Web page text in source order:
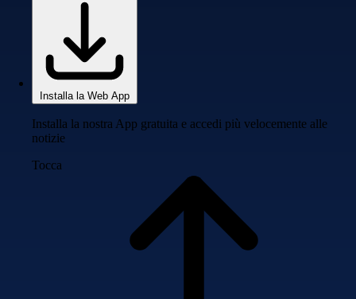
Installa la Web App
Installa la nostra App gratuita e accedi più velocemente alle
notizie
Tocca